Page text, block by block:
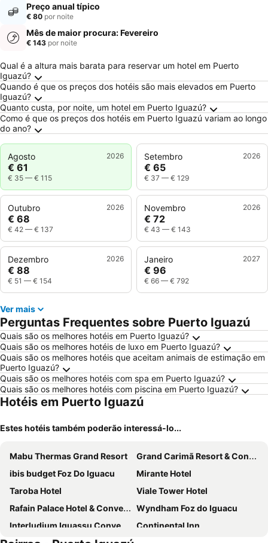
Preço anual típico
€ 80 por noite
Mês de maior procura: Fevereiro
€ 143 por noite
Perguntas Frequentes sobre Puerto Iguazú
Qual é a altura mais barata para reservar um hotel em Puerto
Iguazú?
Quando é que os preços dos hotéis são mais elevados em Puerto
Iguazú?
Quanto custa, por noite, um hotel em Puerto Iguazú?
Como é que os preços dos hotéis em Puerto Iguazú variam ao longo
do ano?
Agosto 2026
€ 61
€ 35 — € 115
Setembro 2026
€ 65
€ 37 — € 129
Outubro 2026
€ 68
€ 42 — € 137
Novembro 2026
€ 72
€ 43 — € 143
Dezembro 2026
€ 88
€ 51 — € 154
Janeiro 2027
€ 96
€ 66 — € 792
Ver mais
Perguntas Frequentes sobre Puerto Iguazú
Quais são os melhores hotéis em Puerto Iguazú?
Quais são os melhores hotéis de luxo em Puerto Iguazú?
Quais são os melhores hotéis que aceitam animais de estimação em
Puerto Iguazú?
Quais são os melhores hotéis com spa em Puerto Iguazú?
Quais são os melhores hotéis com piscina em Puerto Iguazú?
Hotéis em Puerto Iguazú
Estes hotéis também poderão interessá-lo...
Mabu Thermas Grand Resort
Grand Carimã Resort & Convention Center
ibis budget Foz Do Iguacu
Mirante Hotel
Taroba Hotel
Viale Tower Hotel
Rafain Palace Hotel & Convention Center
Wyndham Foz do Iguacu
Interludium Iguassu Convention Hotel
Continental Inn